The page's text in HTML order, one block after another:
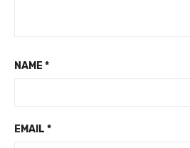
NAME *
EMAIL *